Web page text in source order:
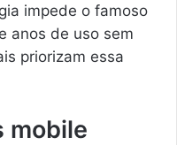
impede o famoso
anos de uso sem
priorizam essa
mobile